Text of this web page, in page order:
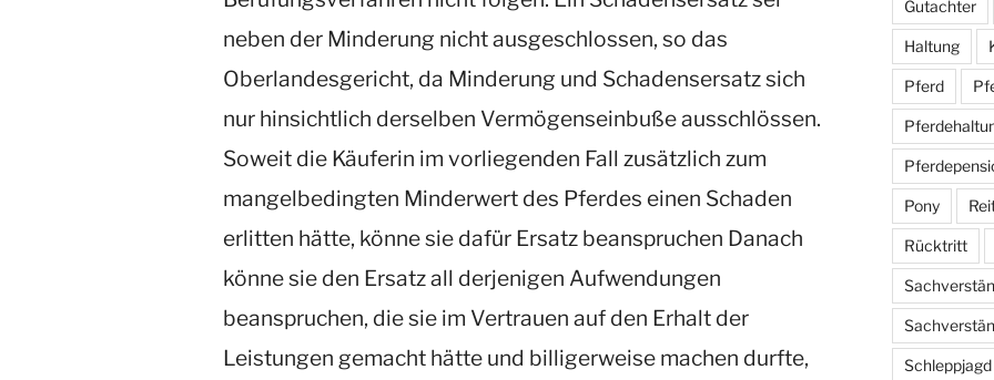
neben der Minderung nicht ausgeschlossen, so das
Oberlandesgericht, da Minderung und Schadensersatz sich
nur hinsichtlich derselben Vermögenseinbuße ausschlössen.
Soweit die Käuferin im vorliegenden Fall zusätzlich zum
mangelbedingten Minderwert des Pferdes einen Schaden
erlitten hätte, könne sie dafür Ersatz beanspruchen Danach
könne sie den Ersatz all derjenigen Aufwendungen
beanspruchen, die sie im Vertrauen auf den Erhalt der
Leistungen gemacht hätte und billigerweise machen durfte,
Gutachter
Haltung
Pferd
Pony
Rücktritt
Schleppjagd